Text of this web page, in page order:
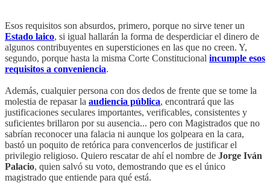
Esos requisitos son absurdos, primero, porque no sirve tener un
Estado laico, si igual hallarán la forma de desperdiciar el dinero de
algunos contribuyentes en supersticiones en las que no creen. Y,
segundo, porque hasta la misma Corte Constitucional incumple esos
requisitos a conveniencia.
Además, cualquier persona con dos dedos de frente que se tome la
molestia de repasar la audiencia pública, encontrará que las
justificaciones seculares importantes, verificables, consistentes y
suficientes brillaron por su ausencia... pero con Magistrados que no
sabrían reconocer una falacia ni aunque los golpeara en la cara,
bastó un poquito de retórica para convencerlos de justificar el
privilegio religioso. Quiero rescatar de ahí el nombre de Jorge Iván
Palacio, quien salvó su voto, demostrando que es el único
magistrado que entiende para qué está.